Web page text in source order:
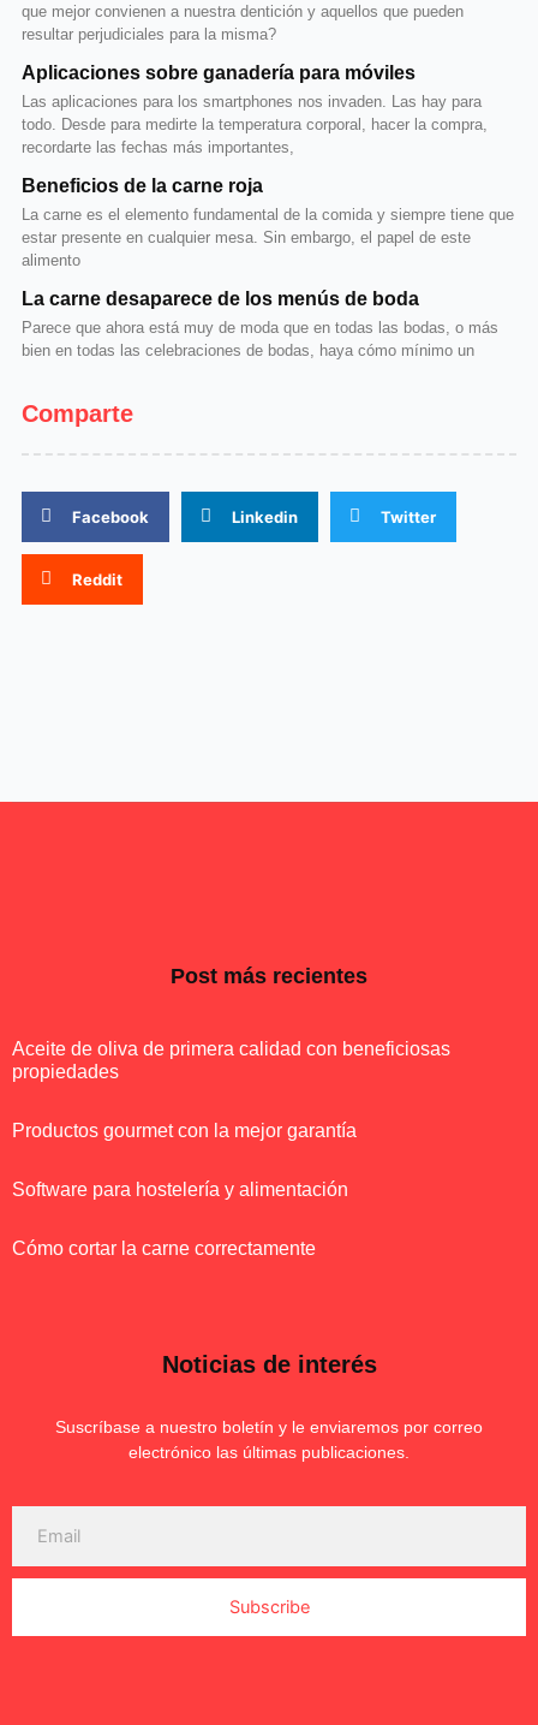
que mejor convienen a nuestra dentición y aquellos que pueden
resultar perjudiciales para la misma?
Aplicaciones sobre ganadería para móviles
Las aplicaciones para los smartphones nos invaden. Las hay para
todo. Desde para medirte la temperatura corporal, hacer la compra,
recordarte las fechas más importantes,
Beneficios de la carne roja
La carne es el elemento fundamental de la comida y siempre tiene que
estar presente en cualquier mesa. Sin embargo, el papel de este
alimento
La carne desaparece de los menús de boda
Parece que ahora está muy de moda que en todas las bodas, o más
bien en todas las celebraciones de bodas, haya cómo mínimo un
Comparte
Facebook Linkedin Twitter
Reddit
Post más recientes
Aceite de oliva de primera calidad con beneficiosas
propiedades
Productos gourmet con la mejor garantía
Software para hostelería y alimentación
Cómo cortar la carne correctamente
Noticias de interés
Suscríbase a nuestro boletín y le enviaremos por correo
electrónico las últimas publicaciones.
Subscribe